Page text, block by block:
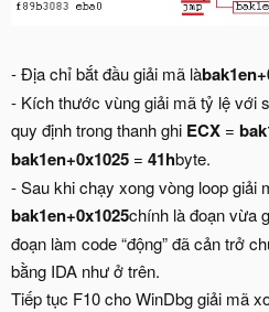
- Địa chỉ bắt đầu giải mã là
- Kích thước vùng giải mã tỷ lệ với
quy định trong thanh ghi ECX =
bak1en+0x1025 = 41hbyte.
- Sau khi chạy xong vòng loop giải
bak1en+0x1025chính là đoạn vừa
đoạn làm code “động” đã cản trở
bằng IDA như ở trên.
Tiếp tục F10 cho WinDbg giải mã